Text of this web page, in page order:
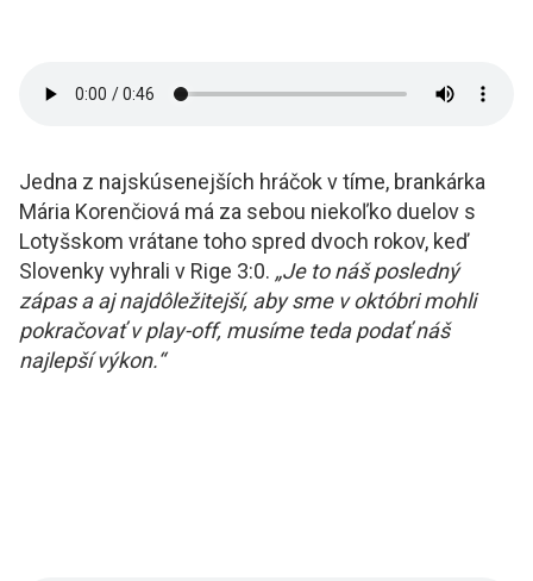
Jedna z najskúsenejších hráčok v tíme, brankárka
Mária Korenčiová má za sebou niekoľko duelov s
Lotyšskom vrátane toho spred dvoch rokov, keď
Slovenky vyhrali v Rige 3:0. „Je to náš posledný
zápas a aj najdôležitejší, aby sme v októbri mohli
pokračovať v play-off, musíme teda podať náš
najlepší výkon.“